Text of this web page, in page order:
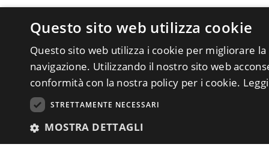
Questo sito web utilizza cookie
Questo sito web utilizza i cookie per migliorare
navigazione. Utilizzando il nostro sito web
conformità con la nostra policy per i cookie.
STRETTAMENTE NECESSARI
MOSTRA DETTAGLI